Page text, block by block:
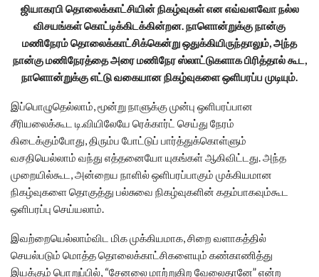
ஜியாகரபி தொலைக்காட்சியின் நிகழ்வுகள் என எவ்வளவோ நல்ல
விசயங்கள் கொட்டிக்கிடக்கின்றன. நாளொன்றுக்கு நான்கு
மணிநேரம் தொலைக்காட்சிக்கென்று ஒதுக்கியிருந்தாலும், அந்த
நான்கு மணிநேரத்தை அரை மணிநேர ஸ்லாட்டுகளாக பிரித்தால் கூட,
நாளொன்றுக்கு எட்டு வகையான நிகழ்வுகளை ஒளிபரப்ப முடியும்.
இப்பொழுதெல்லாம், மூன்று நாளுக்கு முன்பு ஒளிபரப்பான
சீரியலைக்கூட டி.வியிலேயே ரெக்கார்ட் செய்து நேரம்
கிடைக்கும்போது, திரும்ப போட்டுப் பார்த்துக்கொள்ளும்
வசதியெல்லாம் வந்து எத்தனையோ யுகங்கள் ஆகிவிட்டது. அந்த
முறையில்கூட, அன்றைய நாளில் ஒளிபரப்பாகும் முக்கியமான
நிகழ்வுகளை தொகுத்து பல்சுவை நிகழ்வுகளின் கதம்பாகவும்கூட
ஒளிபரப்பு செய்யலாம்.
இவற்றையெல்லாம்விட மிக முக்கியமாக, சிறை வளாகத்தில்
செயல்படும் மொத்த தொலைக்காட்சிகளையும் கண்காணித்து
இயக்கும் பொறுப்பில், “சேனலை மாற்றுகிற வேலைதானே” என்ற